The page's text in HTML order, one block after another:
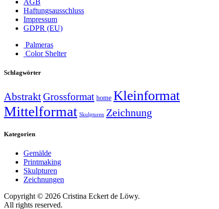
AGB
Haftungsausschluss
Impressum
GDPR (EU)
Palmeras
Color Shelter
Schlagwörter
AbstraktGrossformat home Kleinformat
Mittelformat Skulpturen Zeichnung
Kategorien
Gemälde
Printmaking
Skulpturen
Zeichnungen
Copyright © 2026 Cristina Eckert de Löwy.
All rights reserved.